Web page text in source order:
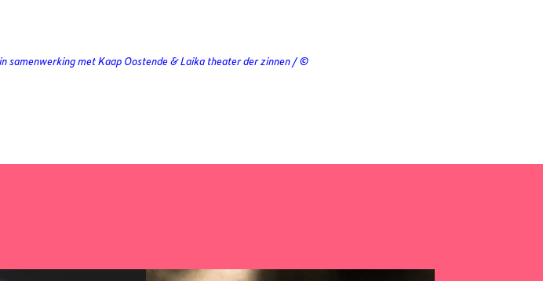
samenwerking met Kaap Oostende & Laika theater der zinnen / ©